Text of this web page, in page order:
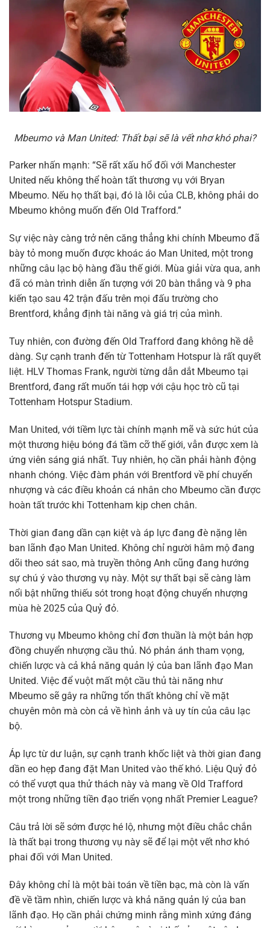
Mbeumo và Man United: Thất bại sẽ là vết nhơ khó phai?
Parker nhấn mạnh: “Sẽ rất xấu hổ đối với Manchester
United nếu không thể hoàn tất thương vụ với Bryan
Mbeumo. Nếu họ thất bại, đó là lỗi của CLB, không phải do
Mbeumo không muốn đến Old Trafford.”
Sự việc này càng trở nên căng thẳng khi chính Mbeumo đã
bày tỏ mong muốn được khoác áo Man United, một trong
những câu lạc bộ hàng đầu thế giới. Mùa giải vừa qua, anh
đã có màn trình diễn ấn tượng với 20 bàn thắng và 9 pha
kiến tạo sau 42 trận đấu trên mọi đấu trường cho
Brentford, khẳng định tài năng và giá trị của mình.
Tuy nhiên, con đường đến Old Trafford đang không hề dễ
dàng. Sự cạnh tranh đến từ Tottenham Hotspur là rất quyết
liệt. HLV Thomas Frank, người từng dẫn dắt Mbeumo tại
Brentford, đang rất muốn tái hợp với cậu học trò cũ tại
Tottenham Hotspur Stadium.
Man United, với tiềm lực tài chính mạnh mẽ và sức hút của
một thương hiệu bóng đá tầm cỡ thế giới, vẫn được xem là
ứng viên sáng giá nhất. Tuy nhiên, họ cần phải hành động
nhanh chóng. Việc đàm phán với Brentford về phí chuyển
nhượng và các điều khoản cá nhân cho Mbeumo cần được
hoàn tất trước khi Tottenham kịp chen chân.
Thời gian đang dần cạn kiệt và áp lực đang đè nặng lên
ban lãnh đạo Man United. Không chỉ người hâm mộ đang
dõi theo sát sao, mà truyền thông Anh cũng đang hướng
sự chú ý vào thương vụ này. Một sự thất bại sẽ càng làm
nổi bật những thiếu sót trong hoạt động chuyển nhượng
mùa hè 2025 của Quỷ đỏ.
Thương vụ Mbeumo không chỉ đơn thuần là một bản hợp
đồng chuyển nhượng cầu thủ. Nó phản ánh tham vọng,
chiến lược và cả khả năng quản lý của ban lãnh đạo Man
United. Việc để vuột mất một cầu thủ tài năng như
Mbeumo sẽ gây ra những tổn thất không chỉ về mặt
chuyên môn mà còn cả về hình ảnh và uy tín của câu lạc
bộ.
Áp lực từ dư luận, sự cạnh tranh khốc liệt và thời gian đang
dần eo hẹp đang đặt Man United vào thế khó. Liệu Quỷ đỏ
có thể vượt qua thử thách này và mang về Old Trafford
một trong những tiền đạo triển vọng nhất Premier League?
Câu trả lời sẽ sớm được hé lộ, nhưng một điều chắc chắn
là thất bại trong thương vụ này sẽ để lại một vết nhơ khó
phai đối với Man United.
Đây không chỉ là một bài toán về tiền bạc, mà còn là vấn
đề về tầm nhìn, chiến lược và khả năng quản lý của ban
lãnh đạo. Họ cần phải chứng minh rằng mình xứng đáng